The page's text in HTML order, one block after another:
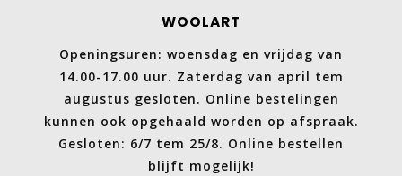
WOOLART
Openingsuren: woensdag en vrijdag van
14.00-17.00 uur. Zaterdag van april tem
augustus gesloten. Online bestelingen
kunnen ook opgehaald worden op afspraak.
Gesloten: 6/7 tem 25/8. Online bestellen
blijft mogelijk!